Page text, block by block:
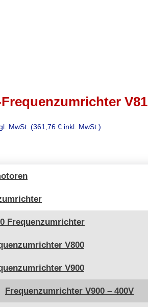
Frequenzumrichter
V800
V900
Frequenzumrichter V900 – 400V
MwSt. (361,76 € inkl. MwSt.)